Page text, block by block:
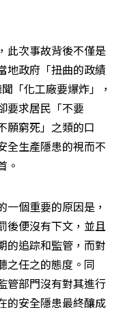
此次事故背後不僅是
地政府「扭曲的政績
「化工廠要爆炸」，
要求居民「不要
願窮死」之類的口
全生產隱患的視而不
。
一個重要的原因是，
後便沒有下文，並且
的追踪和監管，而對
之任之的態度。同
管部門沒有對其進行
的安全隱患最終釀成